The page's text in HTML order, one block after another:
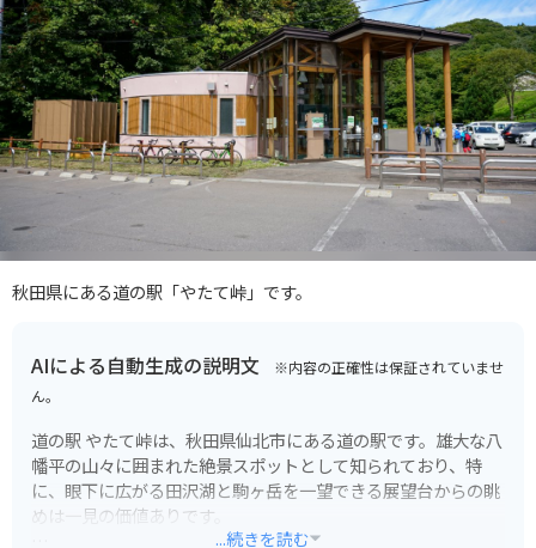
秋田県にある道の駅「やたて峠」です。
AIによる自動生成の説明文 ※内容の正確性は保証されていませ
ん。
道の駅 やたて峠は、秋田県仙北市にある道の駅です。雄大な八
幡平の山々に囲まれた絶景スポットとして知られており、特
に、眼下に広がる田沢湖と駒ヶ岳を一望できる展望台からの眺
めは一見の価値ありです。
...続きを読む